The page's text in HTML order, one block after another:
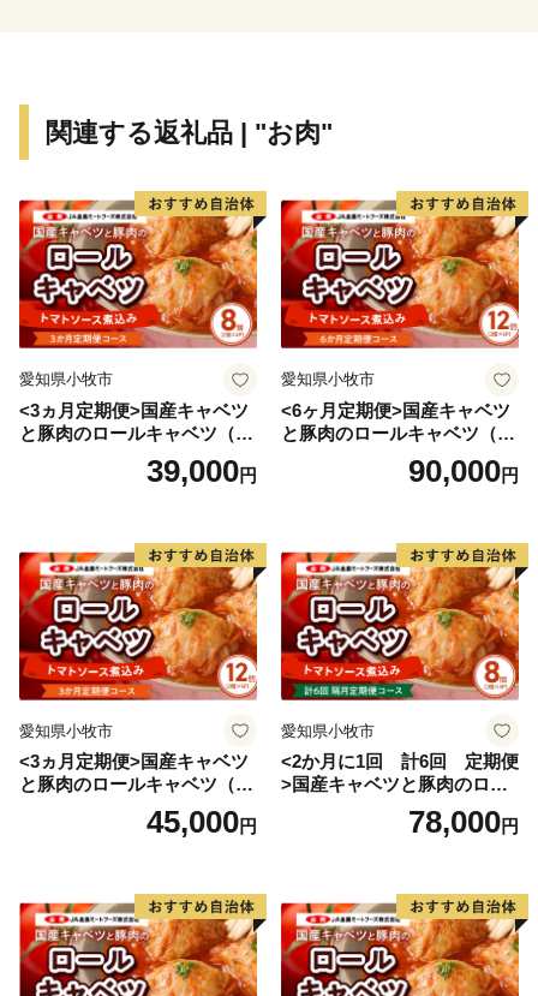
け時期以上に時間を頂戴する場合がございますので、ご
・お送りいたしましたお礼品は確実にお受取りくださ
い。長期不在等寄附者様事由による返送、劣化、におい
ては再送はできません。
・一部離島にはクール便でのお届けが出来ませんのでご
注意ください。
・ヤマト運輸様の転送料につきまして
お届け先を変更（転送）する場合、転送料金は、ご贈答
お間違いがないか十分にご確認の上ご注文ください。
り状記載のご依頼主様に返送させていただきます。
■ワンストップ特例申請書
入金確認後、注文内容確認画面の【注文者情報】に記載
の住所へ申込完了日から30日程度で発送いたします。
（返信封筒あり・切手必要）
※確定申告をされる方は特例申請の必要はございませ
ん。
【ワンストップ特例申請書送付先】
住所：宮崎県都城市宮丸町3070-1
宛先：三木町ふるさと納税ワンストップ受付センター
行
※ワンストップ特例申請受付を外部委託しています。
関連する返礼品 | "お肉"
愛知県小牧市
<3ヵ月定期便>国産キャベツ
と豚肉のロールキャベツ（4P
39,000円
愛知県小牧市
<6ヶ月定期便>国産キャベツ
と豚肉のロールキャベツ（6P
90,000円
愛知県小牧市
<3ヵ月定期便>国産キャベツ
と豚肉のロールキャベツ（6P
45,000円
愛知県小牧市
<2か月に1回 計6回 定期便
>国産キャベツと豚肉のロー
ルキャベツ（4P入り）
78,000円